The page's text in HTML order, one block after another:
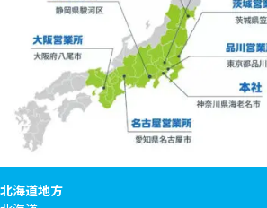
北海道地方